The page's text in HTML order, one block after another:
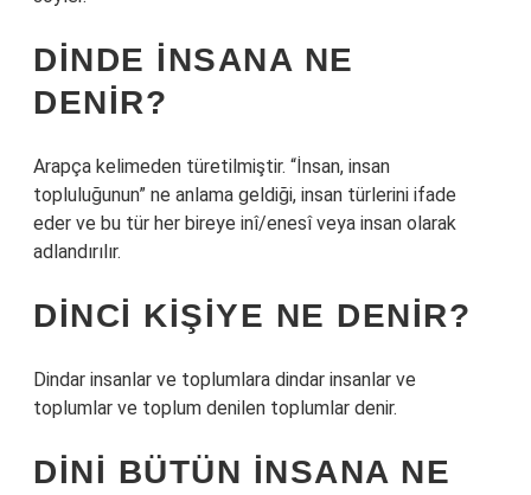
DINDE INSANA NE
DENIR?
Arapça kelimeden türetilmiştir. “İnsan, insan
topluluğunun” ne anlama geldiği, insan türlerini ifade
eder ve bu tür her bireye inî/enesî veya insan olarak
adlandırılır.
DINCI KIŞIYE NE DENIR?
Dindar insanlar ve toplumlara dindar insanlar ve
toplumlar ve toplum denilen toplumlar denir.
DINI BÜTÜN INSANA NE